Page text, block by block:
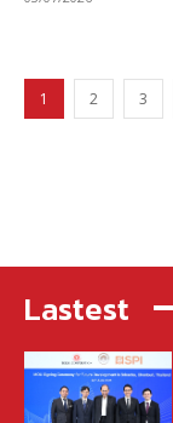
1 2 3
Lastest